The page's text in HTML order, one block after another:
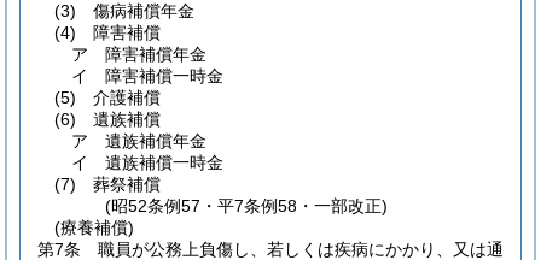
(3)
傷病補償年金
(4)
障害補償
ア
障害補償年金
イ
障害補償一時金
(5)
介護補償
(6)
遺族補償
ア
遺族補償年金
イ
遺族補償一時金
(7)
葬祭補償
(昭52条例57・平7条例58・一部改正)
(療養補償)
第7条
職員が公務上負傷し、若しくは疾病にかかり、又は通